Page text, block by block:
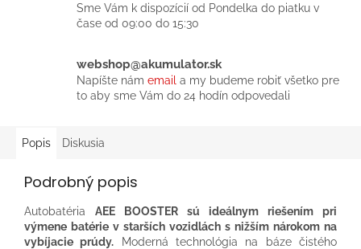
Sme Vám k dispozícií od Pondelka do piatku v
čase od 09:00 do 15:30
webshop@akumulator.sk
Napíšte nám email a my budeme robiť všetko pre
to aby sme Vám do 24 hodín odpovedali
Popis Diskusia
Podrobný popis
Autobatéria AEE BOOSTER sú ideálnym riešením pri
výmene batérie v starších vozidlách s nižším nárokom na
vybíjacie prúdy. Moderná technológia na báze čistého